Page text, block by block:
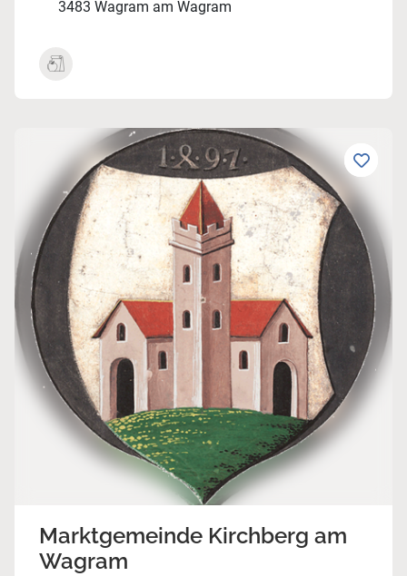
3483 Wagram am Wagram
Marktgemeinde Kirchberg am
Wagram